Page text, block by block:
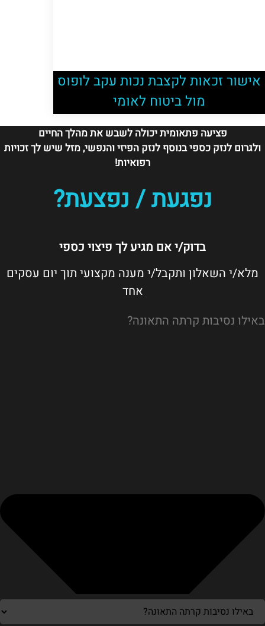
אישור זכאות לקצבת נכות עקב לופוס
מול ביטוח לאומי
פציעה פתאומית יכולה לשבש את מהלך החיים
ולגרום לנזק כספי בנוסף לנזק הפיזי והנפשי, מזל שיש לך זכויות
רפואיות!
נפגעת / נפצעת?
בדוק/י אם מגיע לך פיצוי כספי
מלא/י השאלון ותקבל/י מענה מקצועי תוך יום עסקים
אחד
באילו נסיבות קרתה התאונה?